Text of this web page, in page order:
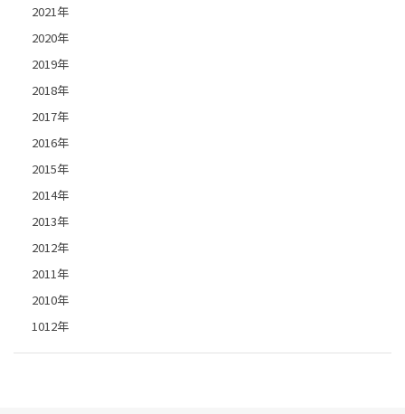
2021年
2020年
2019年
2018年
2017年
2016年
2015年
2014年
2013年
2012年
2011年
2010年
1012年